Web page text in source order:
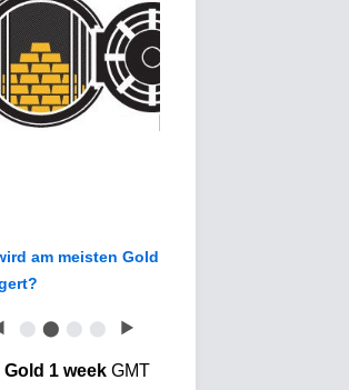
am meisten Gold
⬤ ⬤ ⬤ ⬤ ▶
Gold 1 weekGMT